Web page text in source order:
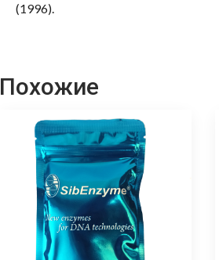
(1996).
Похожие